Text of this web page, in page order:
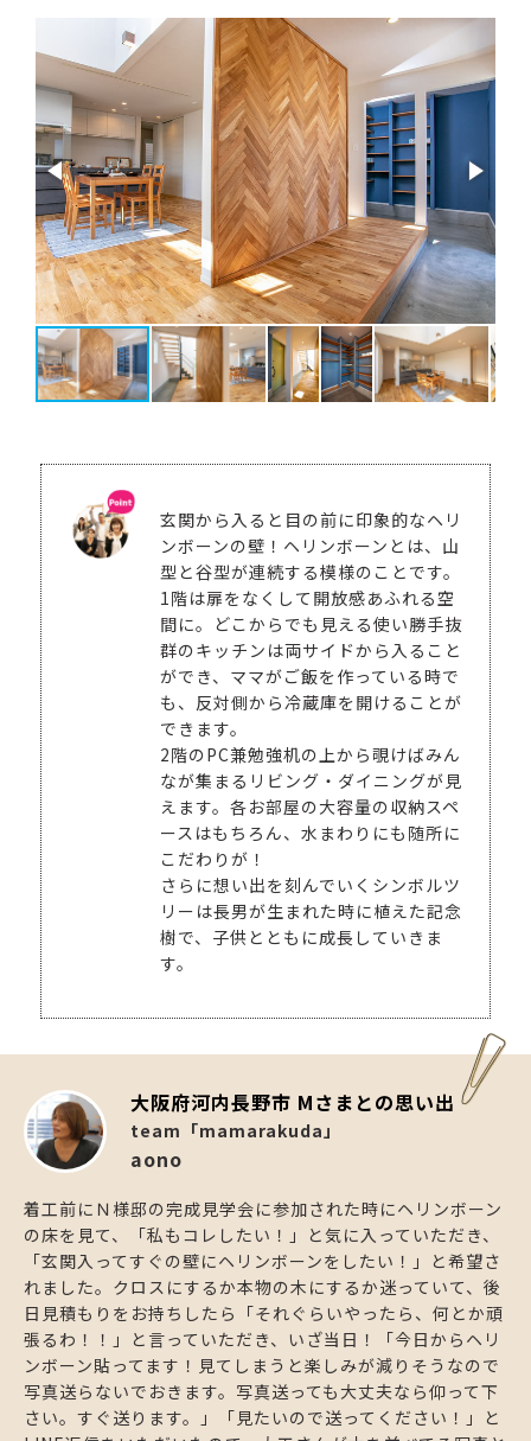
玄関から入ると目の前に印象的なヘリ
ンボーンの壁！ヘリンボーンとは、山
型と谷型が連続する模様のことです。
1階は扉をなくして開放感あふれる空
間に。どこからでも見える使い勝手抜
群のキッチンは両サイドから入ること
ができ、ママがご飯を作っている時で
も、反対側から冷蔵庫を開けることが
できます。
2階のPC兼勉強机の上から覗けばみん
なが集まるリビング・ダイニングが見
えます。各お部屋の大容量の収納スペ
ースはもちろん、水まわりにも随所に
こだわりが！
さらに想い出を刻んでいくシンボルツ
リーは長男が生まれた時に植えた記念
樹で、子供とともに成長していきま
す。
大阪府河内長野市 Mさまとの思い出
team「mamarakuda」
aono
着工前にＮ様邸の完成見学会に参加された時にヘリンボーン
の床を見て、「私もコレしたい！」と気に入っていただき、
「玄関入ってすぐの壁にヘリンボーンをしたい！」と希望さ
れました。クロスにするか本物の木にするか迷っていて、後
日見積もりをお持ちしたら「それぐらいやったら、何とか頑
張るわ！！」と言っていただき、いざ当日！「今日からヘリ
ンボーン貼ってます！見てしまうと楽しみが減りそうなので
写真送らないでおきます。写真送っても大丈夫なら仰って下
さい。すぐ送ります。」「見たいので送ってください！」と